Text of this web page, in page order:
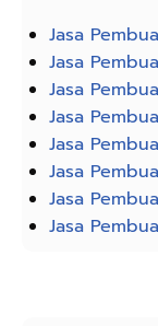
Jasa
Jasa
Jasa
Jasa
Jasa
Jasa
Jasa
Jasa